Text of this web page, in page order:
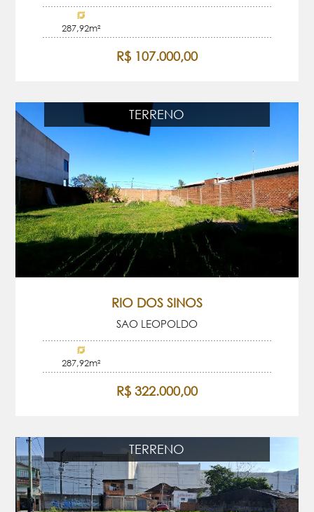
287,92m²
R$ 107.000,00
TERRENO
RIO DOS SINOS
SAO LEOPOLDO
287,92m²
R$ 322.000,00
TERRENO